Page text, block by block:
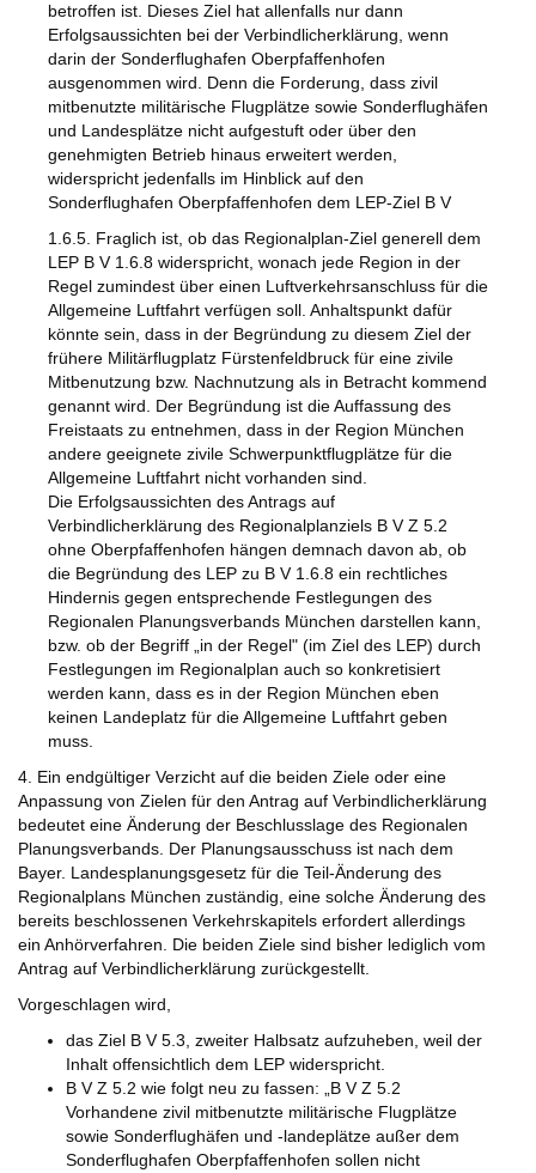
betroffen ist. Dieses Ziel hat allenfalls nur dann
Erfolgsaussichten bei der Verbindlicherklärung, wenn
darin der Sonderflughafen Oberpfaffenhofen
ausgenommen wird. Denn die Forderung, dass zivil
mitbenutzte militärische Flugplätze sowie Sonderflughäfen
und Landesplätze nicht aufgestuft oder über den
genehmigten Betrieb hinaus erweitert werden,
widerspricht jedenfalls im Hinblick auf den
Sonderflughafen Oberpfaffenhofen dem LEP-Ziel B V
1.6.5. Fraglich ist, ob das Regionalplan-Ziel generell dem
LEP B V 1.6.8 widerspricht, wonach jede Region in der
Regel zumindest über einen Luftverkehrsanschluss für die
Allgemeine Luftfahrt verfügen soll. Anhaltspunkt dafür
könnte sein, dass in der Begründung zu diesem Ziel der
frühere Militärflugplatz Fürstenfeldbruck für eine zivile
Mitbenutzung bzw. Nachnutzung als in Betracht kommend
genannt wird. Der Begründung ist die Auffassung des
Freistaats zu entnehmen, dass in der Region München
andere geeignete zivile Schwerpunktflugplätze für die
Allgemeine Luftfahrt nicht vorhanden sind.
Die Erfolgsaussichten des Antrags auf
Verbindlicherklärung des Regionalplanziels B V Z 5.2
ohne Oberpfaffenhofen hängen demnach davon ab, ob
die Begründung des LEP zu B V 1.6.8 ein rechtliches
Hindernis gegen entsprechende Festlegungen des
Regionalen Planungsverbands München darstellen kann,
bzw. ob der Begriff „in der Regel" (im Ziel des LEP) durch
Festlegungen im Regionalplan auch so konkretisiert
werden kann, dass es in der Region München eben
keinen Landeplatz für die Allgemeine Luftfahrt geben
muss.
4. Ein endgültiger Verzicht auf die beiden Ziele oder eine
Anpassung von Zielen für den Antrag auf Verbindlicherklärung
bedeutet eine Änderung der Beschlusslage des Regionalen
Planungsverbands. Der Planungsausschuss ist nach dem
Bayer. Landesplanungsgesetz für die Teil-Änderung des
Regionalplans München zuständig, eine solche Änderung des
bereits beschlossenen Verkehrskapitels erfordert allerdings
ein Anhörverfahren. Die beiden Ziele sind bisher lediglich vom
Antrag auf Verbindlicherklärung zurückgestellt.
Vorgeschlagen wird,
das Ziel B V 5.3, zweiter Halbsatz aufzuheben, weil der
Inhalt offensichtlich dem LEP widerspricht.
B V Z 5.2 wie folgt neu zu fassen: „B V Z 5.2
Vorhandene zivil mitbenutzte militärische Flugplätze
sowie Sonderflughäfen und -landeplätze außer dem
Sonderflughafen Oberpfaffenhofen sollen nicht